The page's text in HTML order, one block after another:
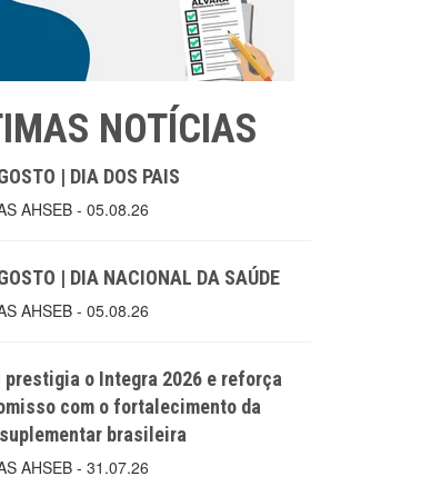
NOTÍCIAS
| DIA DOS PAIS
AHSEB - 05.08.26
| DIA NACIONAL DA SAÚDE
AHSEB - 05.08.26
prestigia o Integra 2026 e reforça
com o fortalecimento da
brasileira
AHSEB - 31.07.26